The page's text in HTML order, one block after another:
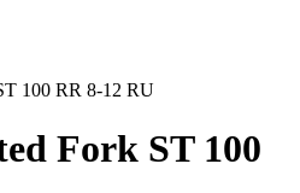
100 RR 8-12 RU
Fork ST 100